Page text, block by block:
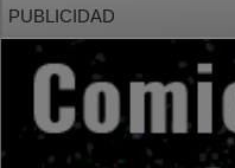
PUBLICIDAD